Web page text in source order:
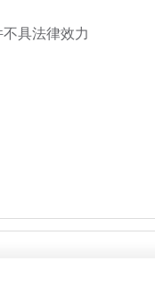
具法律效力